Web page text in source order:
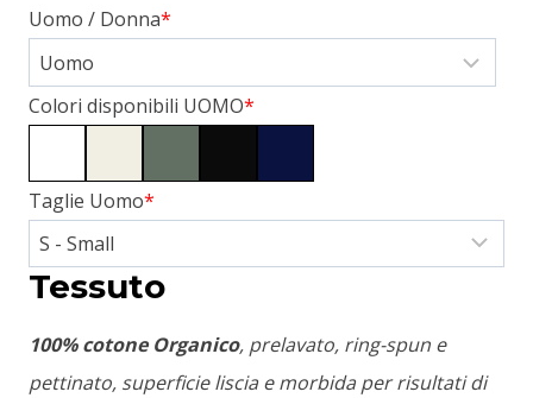
*
Uomo / Donna
*
Colori disponibili UOMO
*
Taglie Uomo
Tessuto
100% cotone Organico, prelavato, ring-spun e
pettinato, superficie liscia e morbida per risultati di